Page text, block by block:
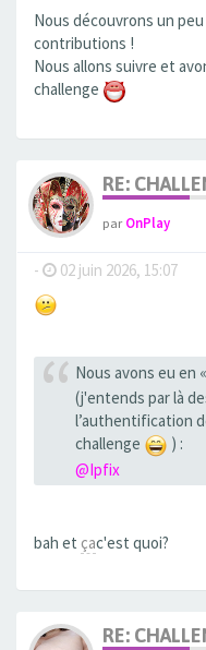
Nous découvrons un
contributions !
Nous allons suivre et
challenge
RE:
parOnPlay
- 02 juin 2026, 15:07
Nous avons eu en
(j'entends par là
l’authentification
challenge
) :
@Ipfix
bah et çac'est quoi?
RE: